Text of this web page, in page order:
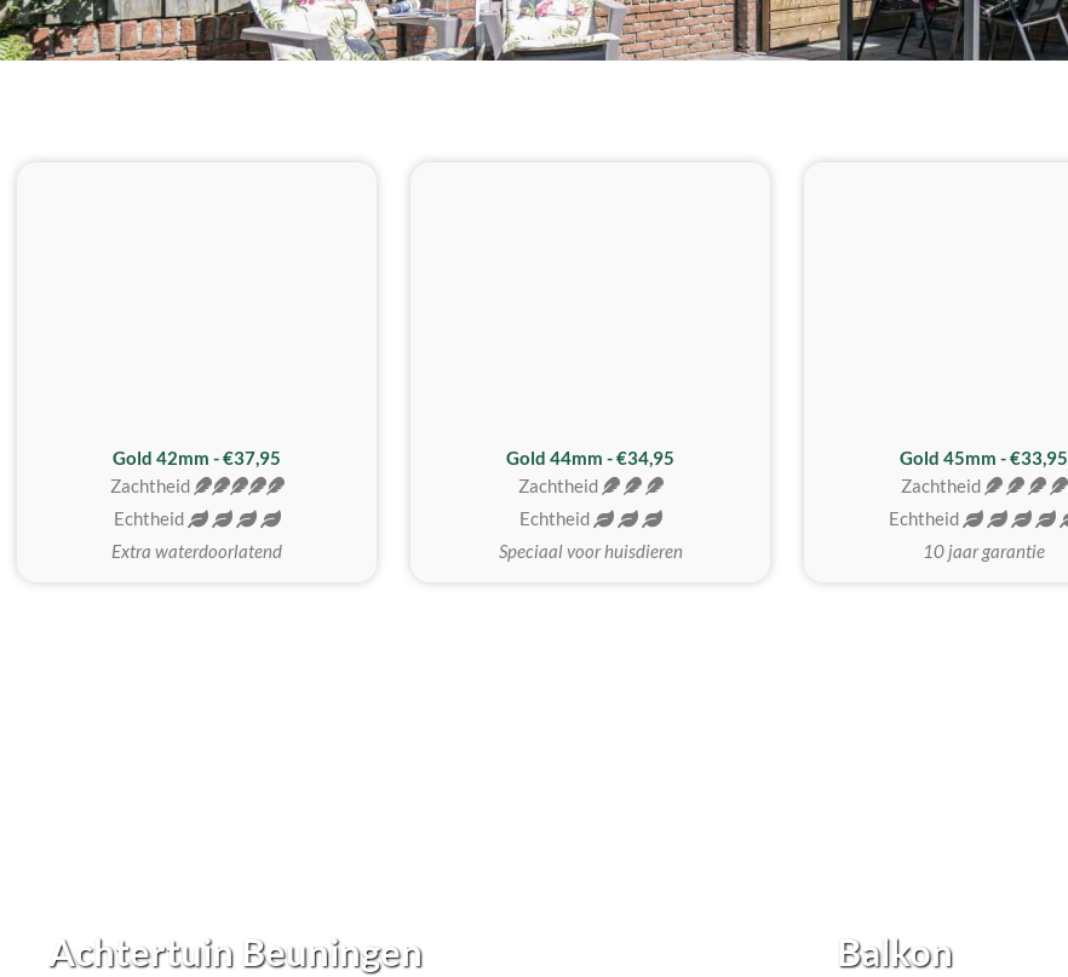
Gold 42mm - €37,95
Zachtheid
Echtheid
Extra waterdoorlatend
Gold 44mm - €34,95
Zachtheid
Echtheid
Speciaal voor huisdieren
Gold 45mm - €33,95
Zachtheid
Echtheid
10 jaar garantie
Achtertuin Beuningen Balkon